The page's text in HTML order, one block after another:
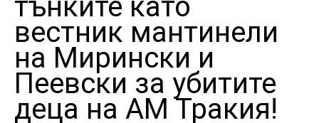
вестник мантинели
на Мирински и
Пеевски за убитите
деца на АМ Тракия!